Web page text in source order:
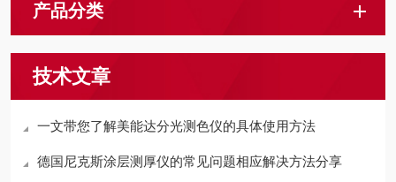
产品分类
技术文章
一文带您了解美能达分光测色仪的具体使用方法
德国尼克斯涂层测厚仪的常见问题相应解决方法分享